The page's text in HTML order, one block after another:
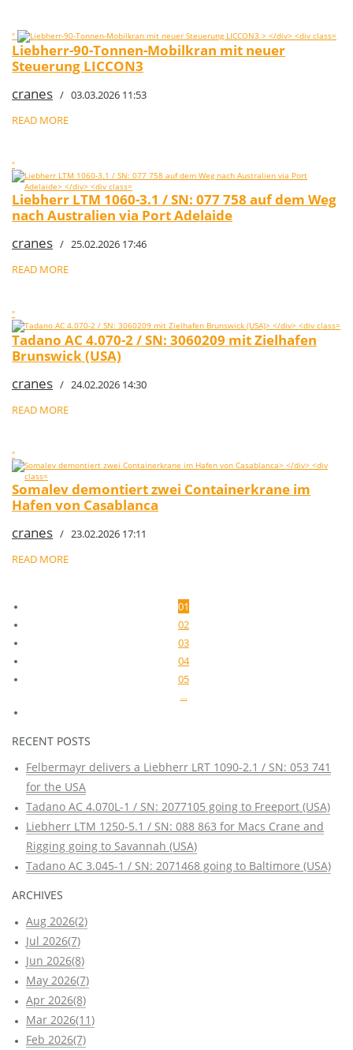
"
Liebherr-90-Tonnen-Mobilkran mit neuer
Steuerung LICCON3
cranes / 03.03.2026 11:53
READ MORE
"
Liebherr LTM 1060-3.1 / SN: 077 758 auf dem Weg
nach Australien via Port Adelaide
cranes / 25.02.2026 17:46
READ MORE
"
Tadano AC 4.070-2 / SN: 3060209 mit Zielhafen
Brunswick (USA)
cranes / 24.02.2026 14:30
READ MORE
"
Somalev demontiert zwei Containerkrane im
Hafen von Casablanca
cranes / 23.02.2026 17:11
READ MORE
01
02
03
04
05
...
RECENT POSTS
Felbermayr delivers a Liebherr LRT 1090-2.1 / SN: 053 741
for the USA
Tadano AC 4.070L-1 / SN: 2077105 going to Freeport (USA)
Liebherr LTM 1250-5.1 / SN: 088 863 for Macs Crane and
Rigging going to Savannah (USA)
Tadano AC 3.045-1 / SN: 2071468 going to Baltimore (USA)
ARCHIVES
Aug 2026(2)
Jul 2026(7)
Jun 2026(8)
May 2026(7)
Apr 2026(8)
Mar 2026(11)
Feb 2026(7)